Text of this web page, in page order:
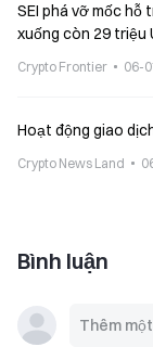
SEI phá vỡ mốc hỗ
xuống còn 29 triệu
Crypto Frontier 06-
Hoạt động giao
Crypto News Land
Bình luận